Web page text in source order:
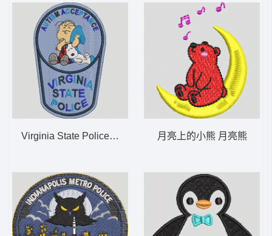
Virginia State Police Autism Acceptance月亮上的小熊 月亮熊